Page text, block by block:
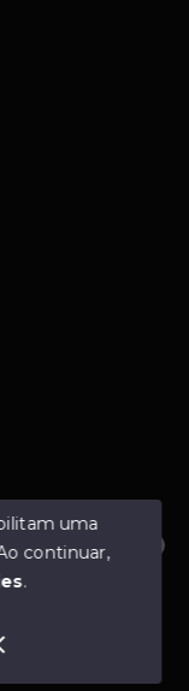
para te ajudar.
de Imóveis
CNAI 37357
uma
continuar,
.